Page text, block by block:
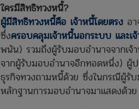
ใครมีสิทธิทวงหนี้?
ผู้มีสิทธิทวงหนี้คือ เจ้าหนี้โดยตรง อ
ซึ่งครอบคลุมเจ้าหนี้นอกระบบ และเ
พนัน) รวมถึงผู้รับมอบอำนาจจากเจ้
จากผู้รับมอบอำนาจอีกทอดหนึ่ง) ผู้ป
ธุรกิจทวงถามหนี้ด้วย ซึ่งในกรณีผู้รั
หลักฐานการมอบอำนาจมาแสดงด้วย